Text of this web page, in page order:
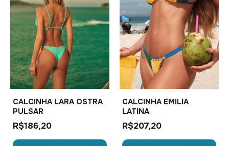
CALCINHA LARA OSTRA
PULSAR
R$186,20
CALCINHA EMILIA
LATINA
R$207,20